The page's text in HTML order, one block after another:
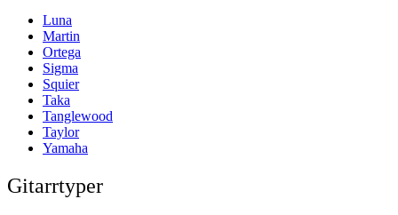
Luna
Martin
Ortega
Sigma
Squier
Taka
Tanglewood
Taylor
Yamaha
Gitarrtyper